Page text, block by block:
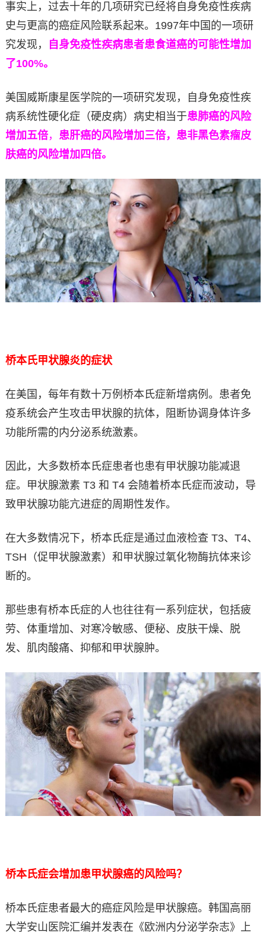
事实上，过去十年的几项研究已经将自身免疫性疾病
史与更高的癌症风险联系起来。1997年中国的一项研
究发现，
自身免疫性疾病患者患食道癌的可能性增加
了100%。
美国威斯康星医学院的一项研究发现，自身免疫性疾
病系统性硬化症（硬皮病）病史相当于患肺癌的风险
增加五倍， 患肝癌的风险增加三倍，患非黑色素瘤皮
肤癌的风险增加四倍。
桥本氏甲状腺炎的症状
在美国，每年有数十万例桥本氏症新增病例。患者免
疫系统会产生攻击甲状腺的抗体，阻断协调身体许多
功能所需的内分泌系统激素。
因此，大多数桥本氏症患者也患有甲状腺功能减退
症。甲状腺激素 T3 和 T4 会随着桥本氏症而波动，导
致甲状腺功能亢进症的周期性发作。
在大多数情况下，桥本氏症是通过血液检查 T3、T4、
TSH（促甲状腺激素）和甲状腺过氧化物酶抗体来诊
断的。
那些患有桥本氏症的人也往往有一系列症状，包括疲
劳、体重增加、对寒冷敏感、便秘、皮肤干燥、脱
发、肌肉酸痛、抑郁和甲状腺肿。
桥本氏症会增加患甲状腺癌的风险吗？
桥本氏症患者最大的癌症风险是甲状腺癌。韩国高丽
大学安山医院汇编并发表在《欧洲内分泌学杂志》上